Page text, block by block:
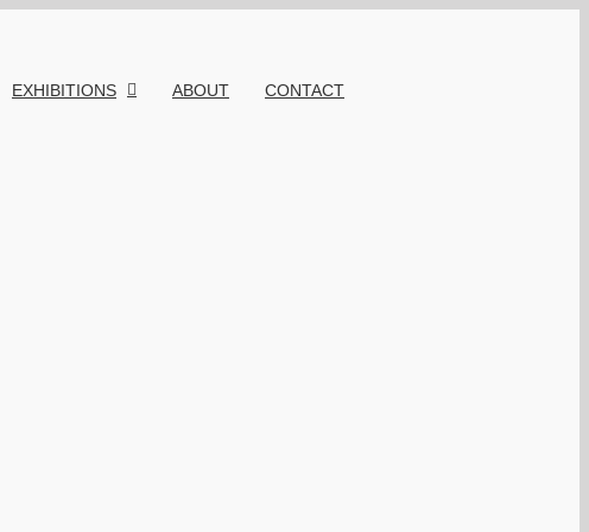
EXHIBITIONS ABOUT CONTACT